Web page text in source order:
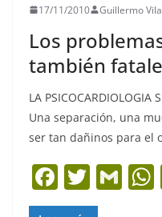
17/11/2010 Guillermo
Los
también
LA PSICOCARDIOLOGIA
Una separación, una
ser tan dañinos para el
F
a
T
w
G